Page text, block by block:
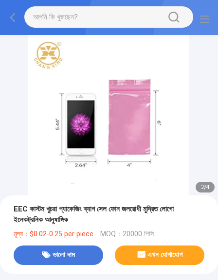
2/4
EEC কাস্টম খুচরা প্যাকেজিং ব্যাগ সেল ফোন জলরোধী মুদ্রিত লোগো
ইলেকট্রনিক আনুষাঙ্গিক
মূল্য：$0.02-0.25 per piece MOQ：20000 পিসি
ভালো দাম এখন যোগাযোগ